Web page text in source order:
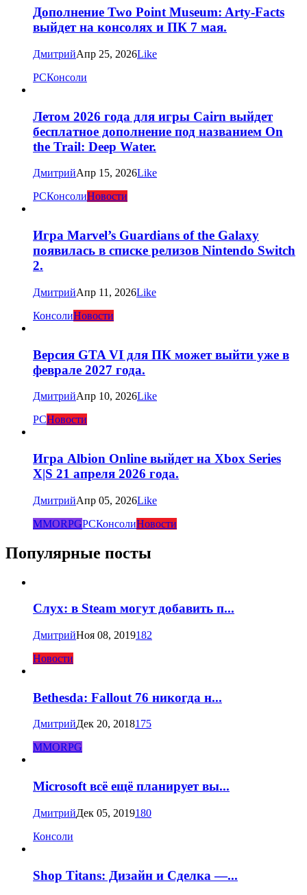
Дополнение Two Point Museum: Arty-Facts
выйдет на консолях и ПК 7 мая.
ДмитрийАпр 25, 2026Like
PCКонсоли
Летом 2026 года для игры Cairn выйдет
бесплатное дополнение под названием On
the Trail: Deep Water.
ДмитрийАпр 15, 2026Like
PCКонсолиНовости
Игра Marvel’s Guardians of the Galaxy
появилась в списке релизов Nintendo Switch
2.
ДмитрийАпр 11, 2026Like
КонсолиНовости
Версия GTA VI для ПК может выйти уже в
феврале 2027 года.
ДмитрийАпр 10, 2026Like
PCНовости
Игра Albion Online выйдет на Xbox Series
X|S 21 апреля 2026 года.
ДмитрийАпр 05, 2026Like
MMORPGPCКонсолиНовости
Популярные посты
Слух: в Steam могут добавить п...
ДмитрийНоя 08, 2019182
Новости
Bethesda: Fallout 76 никогда н...
ДмитрийДек 20, 2018175
MMORPG
Microsoft всё ещё планирует вы...
ДмитрийДек 05, 2019180
Консоли
Shop Titans: Дизайн и Сделка —...